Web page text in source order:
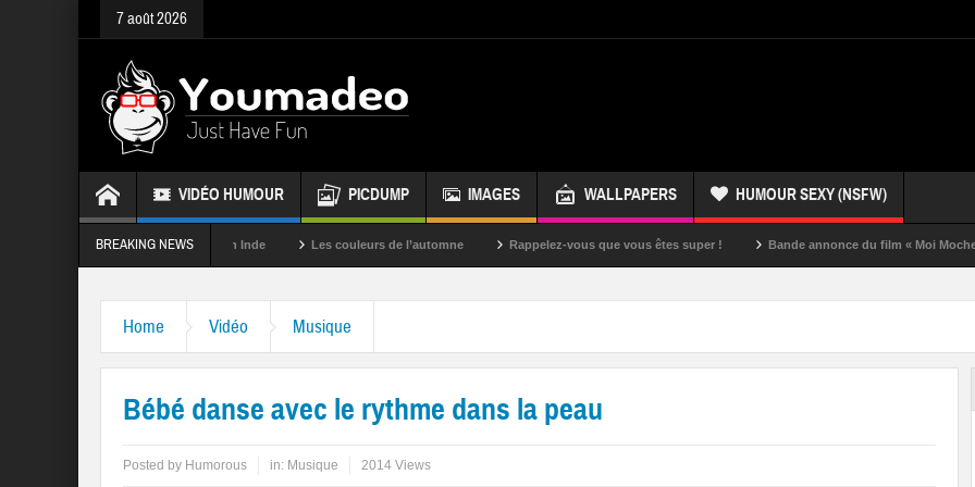
7 août 2026
VIDÉO HUMOUR PICDUMP IMAGES WALLPAPERS HUMOUR SEXY (NSFW)
BREAKING NEWS
La fête des couleurs en Inde Les couleurs de l’automne Rappelez-vous que vous êtes super ! Bande annonce du film « Moi Moche et
Home Vidéo Musique
Bébé danse avec le rythme dans la peau
Posted by Humorous in: Musique 2014 Views